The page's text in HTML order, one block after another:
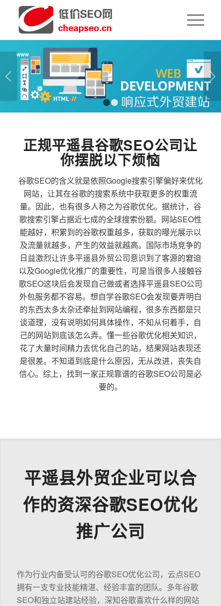
下一页
1 2
正规平遥县谷歌SEO公司让
你摆脱以下烦恼
谷歌SEO的含义就是依照Google搜索引擎偏好来优化
网站，让其在谷歌的搜索系统中获取更多的权重流
量。因此，也有很多人称之为谷歌优化。据统计，谷
歌搜索引擎占据近七成的全球搜索份额。网站SEO性
能越好，积累到的谷歌权重越多，获取的曝光展示以
及流量就越多，产生的效益就越高。国际市场竞争的
日益激烈让许多平遥县外贸公司意识到了客源的窘迫
以及Google优化推广的重要性，可是当很多人接触谷
歌SEO这块后会发现自己做或者选择平遥县SEO公司
外包服务都不容易。想自学谷歌SEO会发现要弄明白
的东西太多太杂还牵扯到网站编程，很多东西都是只
谈道理，没有说明如何具体操作，不知从何着手，自
己的网站到底该怎么弄。懂一些谷歌优化相关知识，
花了大量时间精力去优化自己的站，结果网站表现还
是很差。不知道到底是什么原因，无从改进，丧失自
信心。综上，找到一家正规靠谱的谷歌SEO公司是必
要的。
平遥县外贸企业可以合
作的资深谷歌SEO优化
推广公司
作为行业内备受认可的谷歌SEO优化公司，云点SEO
拥有一支专业技能精湛、经验丰富的团队。多年谷歌
SEO和独立站建站经验，深知谷歌喜欢什么样的网站